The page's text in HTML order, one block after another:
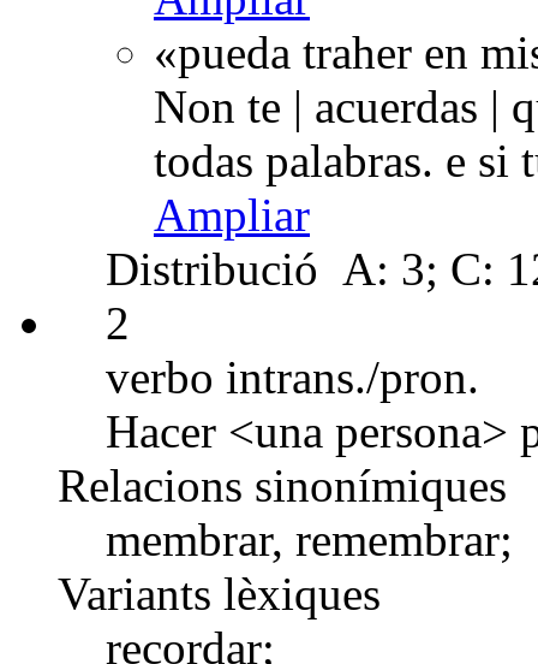
«pueda traher en
Non te | acuerdas |
todas palabras. e
Ampliar
Distribució A: 3; C:
2
verbo intrans./pron.
Hacer <una persona>
Relacions sinonímiques
membrar, remembrar;
Variants lèxiques
recordar;